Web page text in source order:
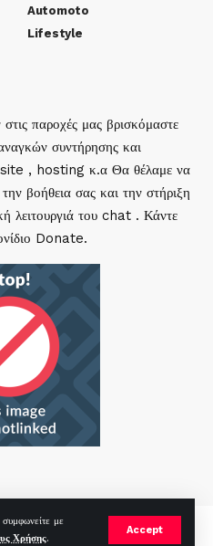
με
Χρήσης.
Accept
Automoto
Lifestyle
παροχές μας βρισκόμαστε
συντήρησης και
, hosting κ.α Θα θέλαμε να
βοήθεια σας και την στήριξη
λειτουργιά του chat . Κάντε
Donate.
All Rights Reserved |bySp